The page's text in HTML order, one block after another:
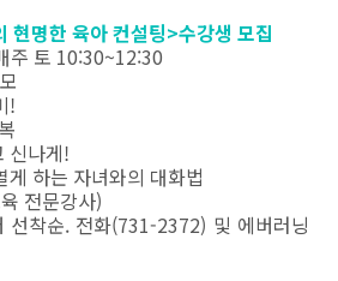
현명한 육아 컨설팅>수강생 모집
주 토 10:30~12:30
!
나게!
하는 자녀와의 대화법
전문강사)
착순. 전화(731-2372) 및 에버러닝